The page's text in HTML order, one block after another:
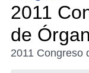
2011
de
2011 Congreso